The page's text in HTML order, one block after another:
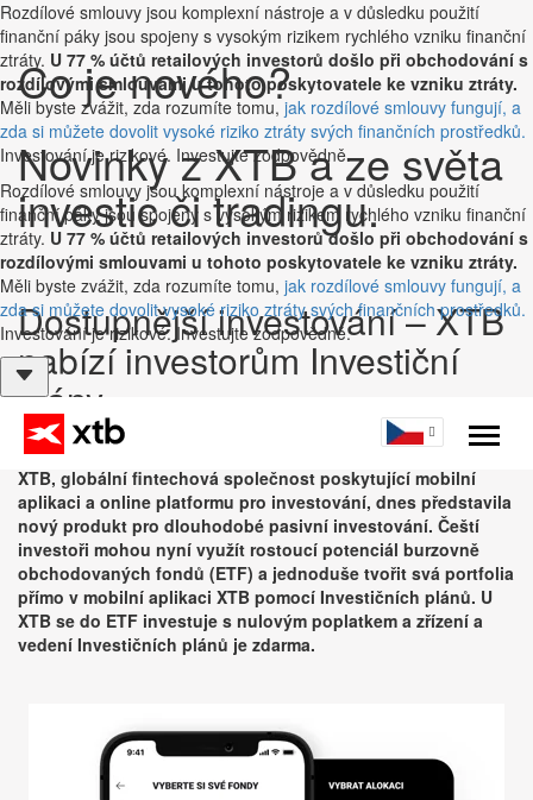
Rozdílové smlouvy jsou komplexní nástroje a v důsledku použití
finanční páky jsou spojeny s vysokým rizikem rychlého vzniku finanční
ztráty. U 77 % účtů retailových investorů došlo při obchodování s
rozdílovými smlouvami u tohoto poskytovatele ke vzniku ztráty.
Měli byste zvážit, zda rozumíte tomu, jak rozdílové smlouvy fungují, a
zda si můžete dovolit vysoké riziko ztráty svých finančních prostředků.
Investování je rizikové. Investujte zodpovědně.
Rozdílové smlouvy jsou komplexní nástroje a v důsledku použití
finanční páky jsou spojeny s vysokým rizikem rychlého vzniku finanční
ztráty. U 77 % účtů retailových investorů došlo při obchodování s
rozdílovými smlouvami u tohoto poskytovatele ke vzniku ztráty.
Měli byste zvážit, zda rozumíte tomu, jak rozdílové smlouvy fungují, a
zda si můžete dovolit vysoké riziko ztráty svých finančních prostředků.
Investování je rizikové. Investujte zodpovědně.
Menu
Co je nového?
Novinky z XTB a ze světa
investic či tradingu.
Dostupnější investování – XTB
nabízí investorům Investiční
plány.
Publikoval XTB
XTB, globální fintechová společnost poskytující mobilní
aplikaci a online platformu pro investování, dnes představila
nový produkt pro dlouhodobé pasivní investování. Čeští
investoři mohou nyní využít rostoucí potenciál burzovně
obchodovaných fondů (ETF) a jednoduše tvořit svá portfolia
přímo v mobilní aplikaci XTB pomocí Investičních plánů. U
XTB se do ETF investuje s nulovým poplatkem a zřízení a
vedení Investičních plánů je zdarma.